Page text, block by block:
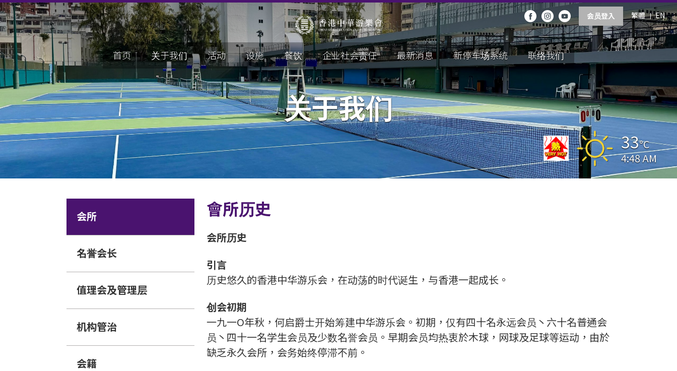
会员登入 繁體 EN
首页 关于我们 活动 设施 餐饮 企业社会责任 最新消息 新停车场系统 联络我们
33°C
4:48 AM
关于我们
会所
名誉会长
值理会及管理层
机构管治
会籍
會所历史
会所历史
引言
历史悠久的香港中华游乐会，在动荡的时代诞生，与香港一起成长。
创会初期
一九一O年秋，何启爵士开始筹建中华游乐会。初期，仅有四十名永远会员丶六十名普通会
员丶四十一名学生会员及少数名誉会员。早期会员均热衷於木球，网球及足球等运动，由於
缺乏永久会所，会务始终停滞不前。